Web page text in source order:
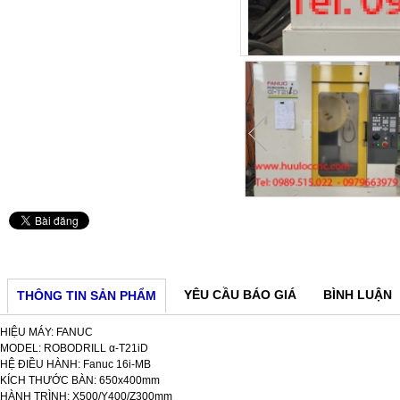
THÔNG TIN SẢN PHẨM YÊU CẦU BÁO GIÁ BÌNH LUẬN
HIỆU MÁY: FANUC
MODEL: ROBODRILL α-T21iD
HỆ ĐIỀU HÀNH: Fanuc 16i-MB
KÍCH THƯỚC BÀN: 650x400mm
HÀNH TRÌNH: X500/Y400/Z300mm